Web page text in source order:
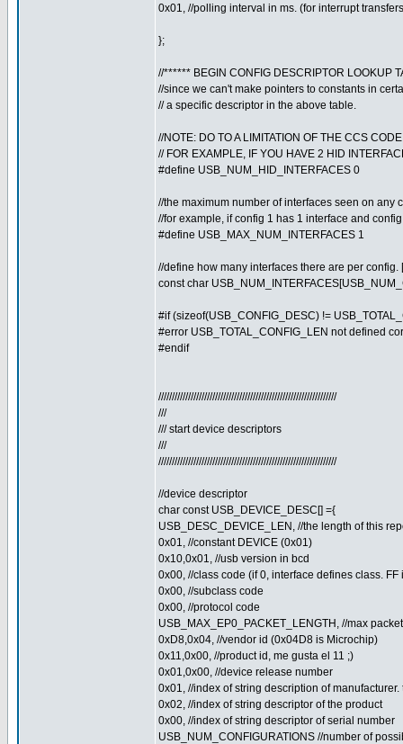
0x01, //polling interval in ms. (for interrupt
};
//****** BEGIN CONFIG DESCRIPTOR LOOKUP
//since we can't make pointers to constants in
// a specific descriptor in the above table.
//NOTE: DO TO A LIMITATION OF THE CCS
// FOR EXAMPLE, IF YOU HAVE 2 HID
#define USB_NUM_HID_INTERFACES 0
//the maximum number of interfaces seen on any
//for example, if config 1 has 1 interface and
#define USB_MAX_NUM_INTERFACES 1
//define how many interfaces there are per config.
const char
#if (sizeof(USB_CONFIG_DESC) !=
#error USB_TOTAL_CONFIG_LEN not defined
#endif
//////////////////////////////////////////////////////////////////
///
/// start device descriptors
///
//////////////////////////////////////////////////////////////////
//device descriptor
char const USB_DEVICE_DESC[] ={
USB_DESC_DEVICE_LEN, //the length of this
0x01, //constant DEVICE (0x01)
0x10,0x01, //usb version in bcd
0x00, //class code (if 0, interface defines class.
0x00, //subclass code
0x00, //protocol code
USB_MAX_EP0_PACKET_LENGTH, //max
0xD8,0x04, //vendor id (0x04D8 is Microchip)
0x11,0x00, //product id, me gusta el 11 ;)
0x01,0x00, //device release number
0x01, //index of string description of
0x02, //index of string descriptor of the product
0x00, //index of string descriptor of serial number
USB_NUM_CONFIGURATIONS //number of